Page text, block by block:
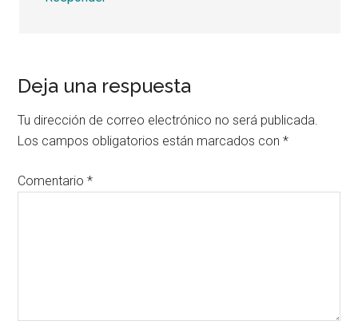
Deja una respuesta
Tu dirección de correo electrónico no será publicada.
Los campos obligatorios están marcados con*
Comentario*